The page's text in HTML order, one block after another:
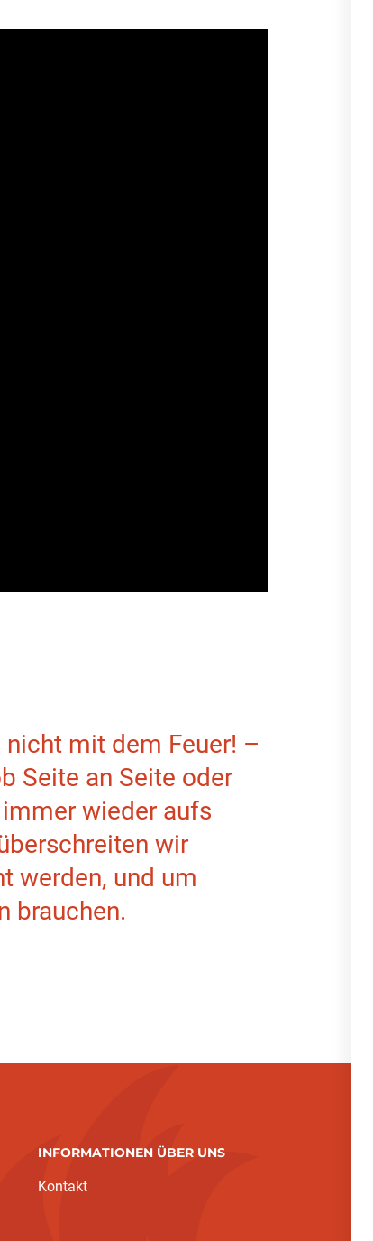
nicht mit dem Feuer! –
Seite an Seite oder
wieder aufs
wir
werden, und um
brauchen.
INFORMATIONEN ÜBER UNS
Kontakt